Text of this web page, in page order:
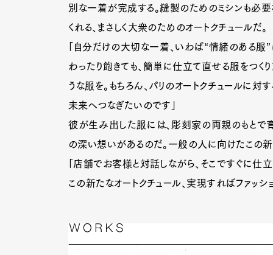
別な一着が完成する。縫製のためのミシンも必
くれる、まさしく大衆のためのオートクチュールだ。
「自分だけの大切な一着、いわば“情緒のある服
わったり飽きても、簡単に仕立て直せる服をつく
うな服を。もちろん、パリのオートクチュールに対
未来へつなぎたいのです」
彼が生み出した服には、彫刻家の両親のもとで
の深い想いがあるのだ。一般の人に向けたこの新
「店舗でお客様と対話しながら、そこですぐに仕
この新たなオートクチュール、実現すればファッ